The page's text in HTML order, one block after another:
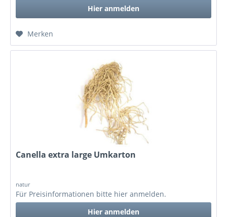
Hier anmelden
Merken
Canella extra large Umkarton
natur
Für Preisinformationen bitte hier anmelden.
Hier anmelden